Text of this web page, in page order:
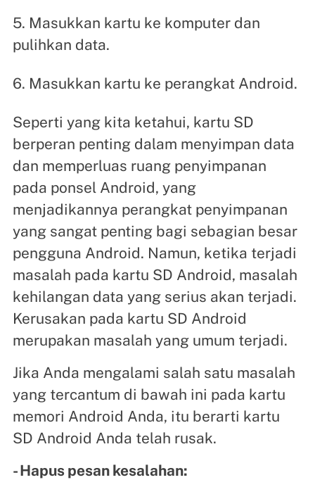
5. Masukkan kartu ke komputer dan
pulihkan data.
6. Masukkan kartu ke perangkat Android.
Seperti yang kita ketahui, kartu SD
berperan penting dalam menyimpan data
dan memperluas ruang penyimpanan
pada ponsel Android, yang
menjadikannya perangkat penyimpanan
yang sangat penting bagi sebagian besar
pengguna Android. Namun, ketika terjadi
masalah pada kartu SD Android, masalah
kehilangan data yang serius akan terjadi.
Kerusakan pada kartu SD Android
merupakan masalah yang umum terjadi.
Jika Anda mengalami salah satu masalah
yang tercantum di bawah ini pada kartu
memori Android Anda, itu berarti kartu
SD Android Anda telah rusak.
- Hapus pesan kesalahan: